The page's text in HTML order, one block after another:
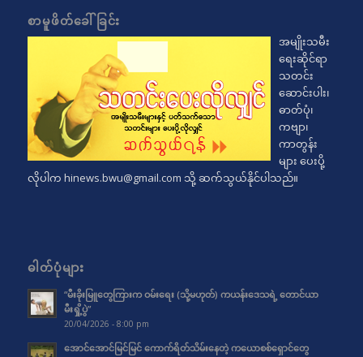
စာမူဖိတ်ခေါ်ခြင်း
အမျိုးသမီး
ရေးဆိုင်ရာ
သတင်း
ဆောင်းပါး၊
ဓာတ်ပုံ၊
ကဗျာ၊
ကာတွန်း
များ ပေးပို့
လိုပါက hinews.bwu@gmail.com သို့ ဆက်သွယ်နိုင်ပါသည်။
ဓါတ်ပုံများ
“မီးခိုးမြူတွေကြားက ဝမ်းရေး (သို့မဟုတ်) ကယန်းဒေသရဲ့ တောင်ယာ
မီးရှို့ပွဲ”
20/04/2026 - 8:00 pm
အောင်အောင်မြင်မြင် ကောက်ရိတ်သိမ်းနေတဲ့ ကယောစစ်ရှောင်တွေ